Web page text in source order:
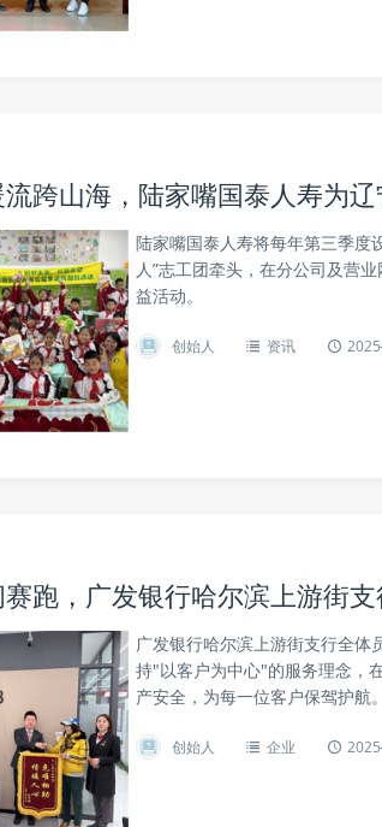
跨山海，陆家嘴国泰人寿为
陆家嘴国泰人寿将每年第三季度
人”志工团牵头，在分公司及营
益活动。
创始人 资讯
跑，广发银行哈尔滨上游街
广发银行哈尔滨上游街支行全体
持"以客户为中心"的服务理念，
产安全，为每一位客户保驾护航。
创始人 企业